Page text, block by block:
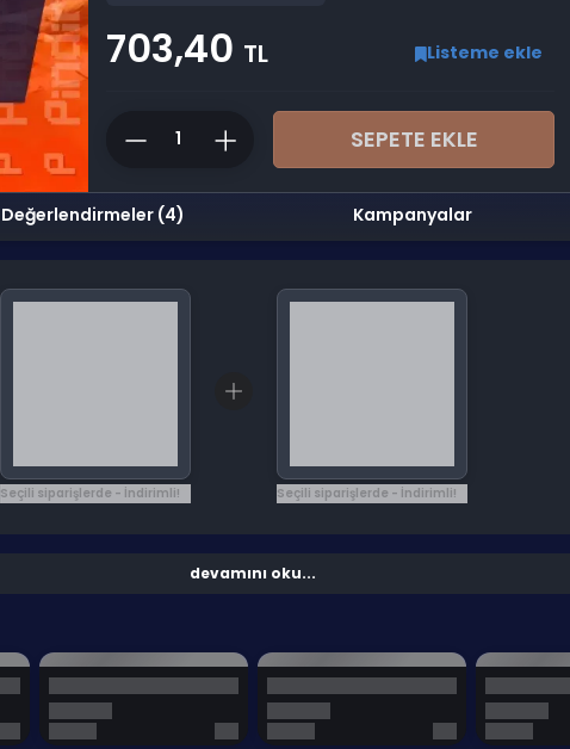
703,40 TL Listeme ekle
SEPETE EKLE
Değerlendirmeler (4) Kampanyalar
Seçili siparişlerde - İndirimli! Seçili siparişlerde - İndirimli!
devamını oku...